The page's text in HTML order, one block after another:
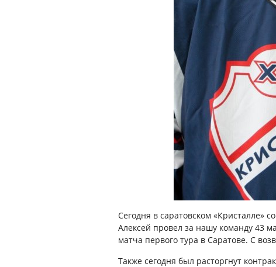
Сегодня в саратовском «Кристалле»
Алексей провел за нашу команду 43
матча первого тура в Саратове. С
Также сегодня был расторгнут